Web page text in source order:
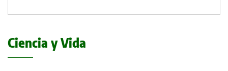
Ciencia y Vida